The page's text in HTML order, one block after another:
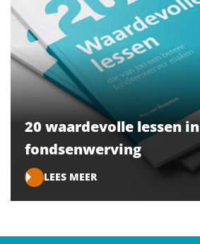
20 waardevolle lessen in
fondsenwerving
LEES MEER